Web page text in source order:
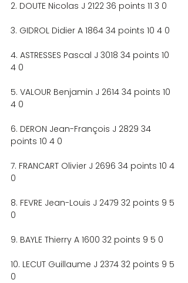
2. DOUTE Nicolas J 2122 36 points 11 3 0
3. GIDROL Didier A 1864 34 points 10 4 0
4. ASTRESSES Pascal J 3018 34 points 10
4 0
5. VALOUR Benjamin J 2614 34 points 10
4 0
6. DERON Jean-François J 2829 34
points 10 4 0
7. FRANCART Olivier J 2696 34 points 10 4
0
8. FEVRE Jean-Louis J 2479 32 points 9 5
0
9. BAYLE Thierry A 1600 32 points 9 5 0
10. LECUT Guillaume J 2374 32 points 9 5
0